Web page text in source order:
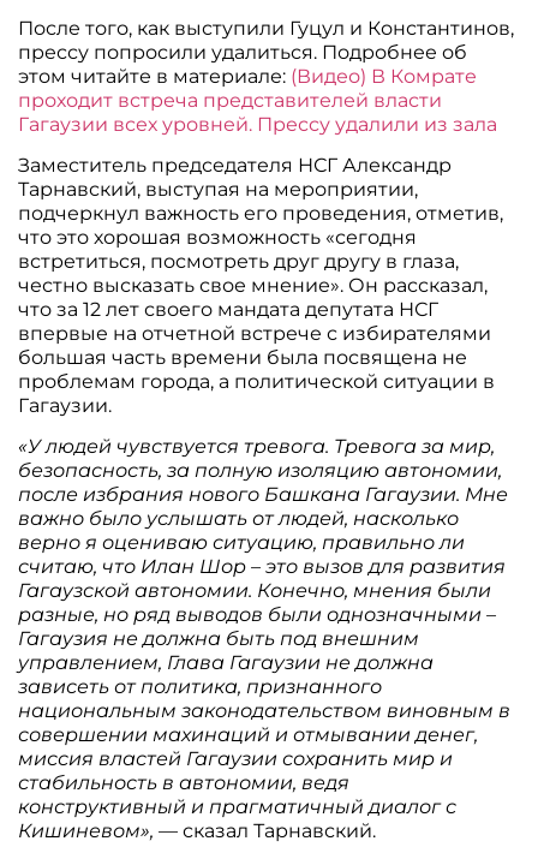
После того, как выступили Гуцул и Константинов,
прессу попросили удалиться. Подробнее об
этом читайте в материале: (Видео) В Комрате
проходит встреча представителей власти
Гагаузии всех уровней. Прессу удалили из зала
Заместитель председателя НСГ Александр
Тарнавский, выступая на мероприятии,
подчеркнул важность его проведения, отметив,
что это хорошая возможность «сегодня
встретиться, посмотреть друг другу в глаза,
честно высказать свое мнение». Он рассказал,
что за 12 лет своего мандата депутата НСГ
впервые на отчетной встрече с избирателями
большая часть времени была посвящена не
проблемам города, а политической ситуации в
Гагаузии.
«У людей чувствуется тревога. Тревога за мир,
безопасность, за полную изоляцию автономии,
после избрания нового Башкана Гагаузии. Мне
важно было услышать от людей, насколько
верно я оцениваю ситуацию, правильно ли
считаю, что Илан Шор – это вызов для развития
Гагаузской автономии. Конечно, мнения были
разные, но ряд выводов были однозначными –
Гагаузия не должна быть под внешним
управлением, Глава Гагаузии не должна
зависеть от политика, признанного
национальным законодательством виновным в
совершении махинаций и отмывании денег,
миссия властей Гагаузии сохранить мир и
стабильность в автономии, ведя
конструктивный и прагматичный диалог с
Кишиневом», — сказал Тарнавский.